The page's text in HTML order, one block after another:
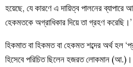
হয়েছে, যে কারণে এ দায়িত্ব পালনের
হেকমতকে অগ্রাধিকার দিয়ে তা গ্রহণ করেছি।’
হিকমাত বা হিকমত বা হেকমত শব্দের অর্থ হল
হিসেবে পরিচিত ছিলেন হজরত লোকমান (আ.)।